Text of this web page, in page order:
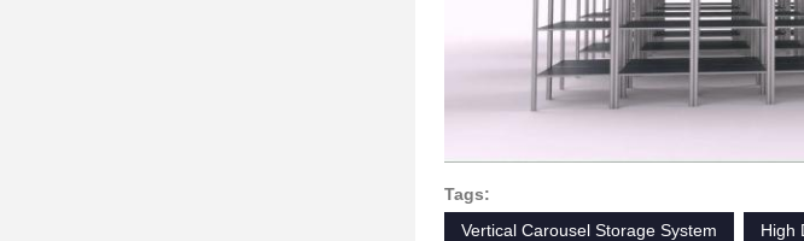
Tags:
Vertical Carousel Storage System
High